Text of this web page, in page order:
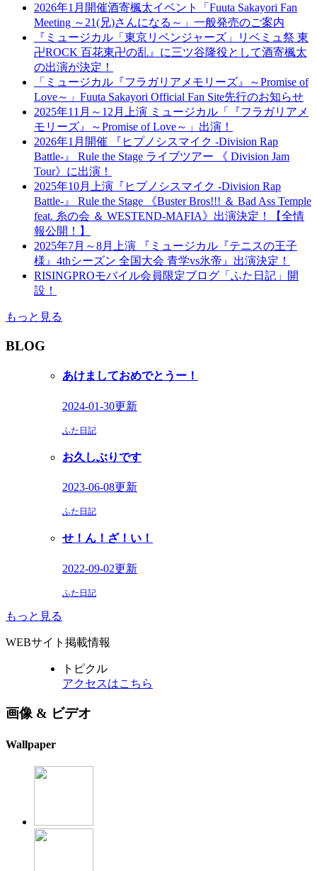
2026年1月開催酒寄楓太イベント「Fuuta Sakayori Fan
Meeting ～21(兄)さんになる～」一般発売のご案内
『ミュージカル「東京リベンジャーズ」リベミュ祭 東
卍ROCK 百花東卍の乱』に三ツ⾕隆役として酒寄楓太
の出演が決定！
「ミュージカル『フラガリアメモリーズ』～Promise of
Love～」Fuuta Sakayori Official Fan Site先行のお知らせ
2025年11月～12月上演 ミュージカル「『フラガリアメ
モリーズ』～Promise of Love～」出演！
2026年1月開催 『ヒプノシスマイク -Division Rap
Battle-』 Rule the Stage ライブツアー 《 Division Jam
Tour》に出演！
2025年10月上演『ヒプノシスマイク -Division Rap
Battle-』 Rule the Stage 《Buster Bros!!! ＆ Bad Ass Temple
feat. 糸の会 ＆ WESTEND-MAFIA》出演決定！【全情
報公開！】
2025年7月～8月上演 『ミュージカル『テニスの王子
様』4thシーズン 全国大会 青学vs氷帝』出演決定！
RISINGPROモバイル会員限定ブログ「ふた日記」開
設！
もっと見る
BLOG
あけましておめでとうー！
2024-01-30更新
ふた日記
お久しぶりです
2023-06-08更新
ふた日記
せ！ん！ざ！い！
2022-09-02更新
ふた日記
もっと見る
WEBサイト掲載情報
トピクル
アクセスはこちら
画像 & ビデオ
Wallpaper